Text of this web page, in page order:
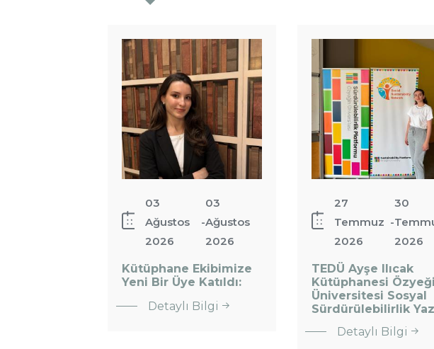
Kütüphane
Yeni Bir
Üye Katıldı:
03
Ağustos
2026
-
03
Ağustos
2026
Kütüphane Ekibimize
Yeni Bir Üye Katıldı:
Detaylı Bilgi
:
Kütüphane
Sosyal
Sürdürülebilirlik
Yaz…
27
Temmuz
2026
-
30
2026
TEDÜ Ayşe Ilıcak
Kütüphanesi
Üniversitesi Sosyal
Sürdürülebilirlik
Detaylı Bilgi
: TEDÜ Ayşe
Ilıcak
Kütüphanesi
Özyeğin